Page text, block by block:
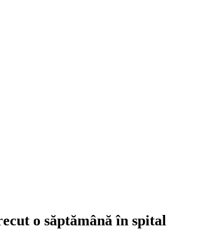
o săptămână în spital